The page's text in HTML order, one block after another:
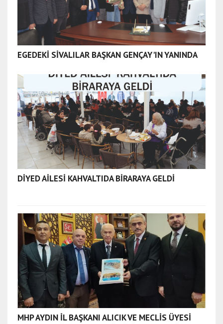
EGEDEKİ SİVALILAR BAŞKAN GENÇAY'IN YANINDA
DİYED AİLESİ KAHVALTIDA BİRARAYA GELDİ
MHP AYDIN İL BAŞKANI ALICIK VE MECLİS ÜYESİ